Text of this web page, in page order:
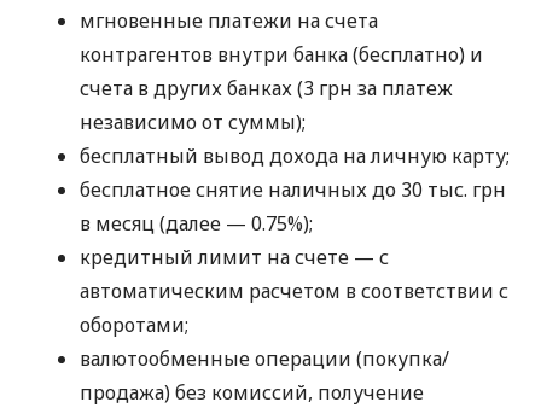
мгновенные платежи на счета
контрагентов внутри банка (бесплатно) и
счета в других банках (3 грн за платеж
независимо от суммы);
бесплатный вывод дохода на личную карту;
бесплатное снятие наличных до 30 тыс. грн
в месяц (далее — 0.75%);
кредитный лимит на счете — с
автоматическим расчетом в соответствии с
оборотами;
валютообменные операции (покупка/
продажа) без комиссий, получение